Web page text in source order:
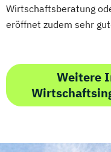
Wirtschaftsberatung
eröffnet zudem sehr
Weitere